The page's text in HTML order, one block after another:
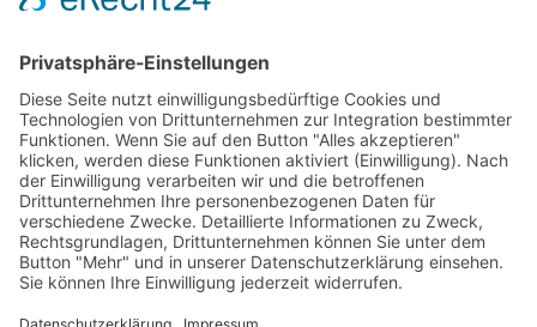
KLEINGEDRUCKTES
Kontakt
Datenschutz
Impressum